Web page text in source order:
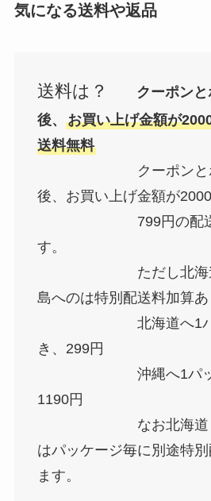
気になる送料や返品
送料は？
クーポンと
後、 お買い上げ金額が
送料無料
クーポンとポイ
後、お買い上げ金額が
799円の配送料
す。
ただし北海道と
島へのは特別配送料加算あ
北海道へ1パッ
き、299円
沖縄へ1パッケー
1190円
なお北海道・沖
はパッケージ毎に別途特
ます。